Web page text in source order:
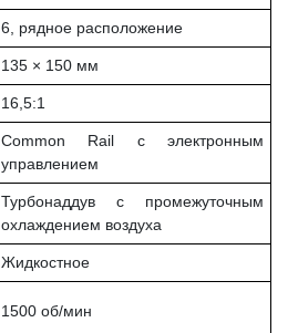
6, рядное расположение
135 × 150 мм
16,5:1
Common Rail с электронным
управлением
Турбонаддув с промежуточным
охлаждением воздуха
Жидкостное
1500 об/мин